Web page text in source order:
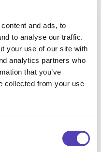
and ads, to
to analyse our traffic.
your use of our site with
analytics partners who
that you’ve
collected from your use
ベンダービューレ
ご覧下さい。
ソリューション】
おけるリーダーシ
性が
得